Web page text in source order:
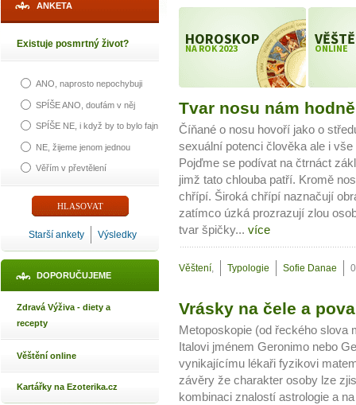
ANKETA
Existuje posmrtný život?
ANO, naprosto nepochybuji
SPÍŠE ANO, doufám v něj
SPÍŠE NE, i když by to bylo fajn
NE, žijeme jenom jednou
Věřím v převtělení
Starší ankety Výsledky
DOPORUČUJEME
Zdravá Výživa - diety a
recepty
Věštění online
Kartářky na Ezoterika.cz
HOROSKOP
NA ROK 2023 ONLINE
Tvar nosu nám
Číňané o nosu hovoří jako o
sexuální potenci člověka ale i
Pojďme se podívat na čtrnáct
jimž tato chlouba patří. Kromě
chřípí. Široká chřípí naznačují
zatímco úzká prozrazují zlou
tvar špičky... více
Věštení, Typologie Sofie Danae
Vrásky na čele a
Metoposkopie (od řeckého slova
Italovi jménem Geronimo nebo
vynikajícímu lékaři fyzikovi
závěry že charakter osoby lze
kombinaci znalostí astrologie a